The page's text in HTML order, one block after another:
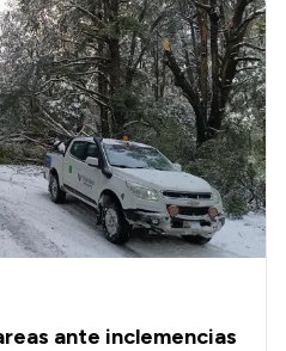
ante inclemencias